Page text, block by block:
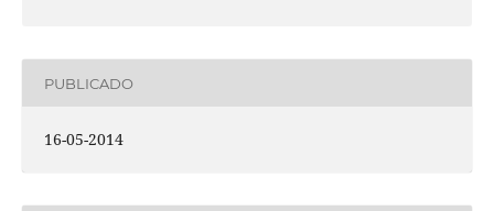
PUBLICADO
16-05-2014